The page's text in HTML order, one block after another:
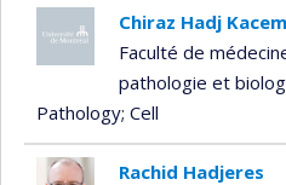
Chiraz Hadj Kacem
Faculté de
pathologie et
Pathology; Cell
Rachid Hadjeres